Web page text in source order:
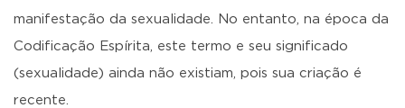
manifestação da sexualidade. No entanto, na época da
Codificação Espírita, este termo e seu significado
(sexualidade) ainda não existiam, pois sua criação é
recente.